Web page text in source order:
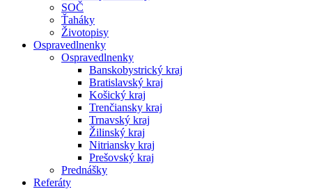
SOČ
Ťaháky
Životopisy
Ospravedlnenky
Ospravedlnenky
Banskobystrický kraj
Bratislavský kraj
Košický kraj
Trenčiansky kraj
Trnavský kraj
Žilinský kraj
Nitriansky kraj
Prešovský kraj
Prednášky
Referáty